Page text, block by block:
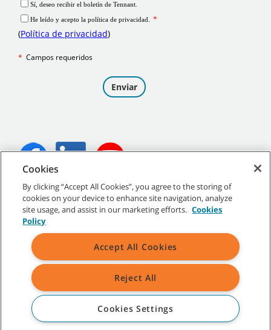
2026 Tennant Company. Todos los derechos reservados.
Mapa del sitio Políticas generales|Condiciones de uso
|
Condiciones de venta
Todas las marcas y logotipos Tennant indicados son propiedad de
Tennant Company y/o de sus empresas afiliadas o controladas.
Cookies
By clicking “Accept All Cookies”, you agree to the storing of
cookies on your device to enhance site navigation, analyze
site usage, and assist in our marketing efforts. Cookies
Policy
Accept All Cookies
Reject All
Cookies Settings